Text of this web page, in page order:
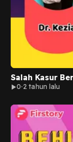
Salah Kasur
0 2 tahun lalu